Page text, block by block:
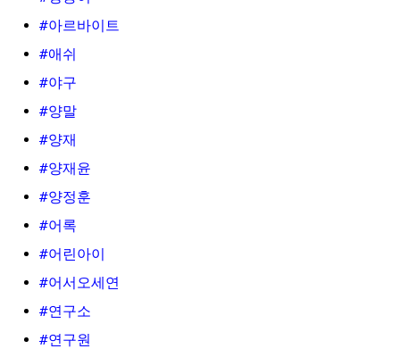
#아르바이트
#애쉬
#야구
#양말
#양재
#양재윤
#양정훈
#어록
#어린아이
#어서오세연
#연구소
#연구원